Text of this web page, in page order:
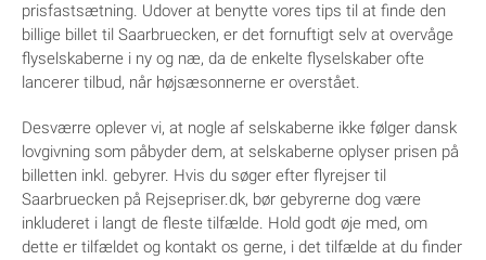
prisfastsætning. Udover at benytte vores tips til at finde den
billige billet til Saarbruecken, er det fornuftigt selv at overvåge
flyselskaberne i ny og næ, da de enkelte flyselskaber ofte
lancerer tilbud, når højsæsonnerne er overstået.
Desværre oplever vi, at nogle af selskaberne ikke følger dansk
lovgivning som påbyder dem, at selskaberne oplyser prisen på
billetten inkl. gebyrer. Hvis du søger efter flyrejser til
Saarbruecken på Rejsepriser.dk, bør gebyrerne dog være
inkluderet i langt de fleste tilfælde. Hold godt øje med, om
dette er tilfældet og kontakt os gerne, i det tilfælde at du finder